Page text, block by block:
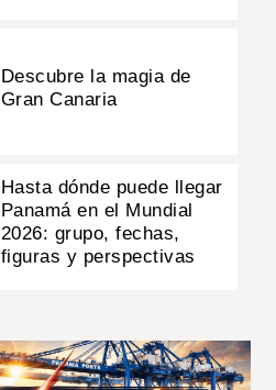
Descubre la magia de
Gran Canaria
Hasta dónde puede llegar
Panamá en el Mundial
2026: grupo, fechas,
figuras y perspectivas